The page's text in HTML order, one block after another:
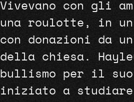
Vivevano con gli
una roulotte, in un
con donazioni da
della chiesa.
bullismo per il
iniziato a studiare